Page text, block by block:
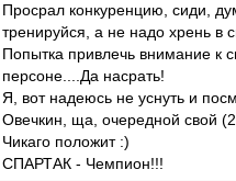
Просрал конкуренцию, сиди,
тренируйся, а не надо хрень в
Попытка привлечь внимание к
персоне....Да насрать!
Я, вот надеюсь не уснуть и
Овечкин, ща, очередной свой
Чикаго положит :)
СПАРТАК - Чемпион!!!